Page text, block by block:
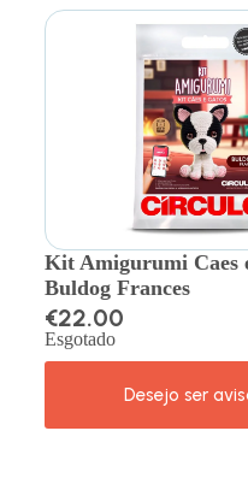
Kit Amigurumi Caes
Buldog Frances
€22.00
Esgotado